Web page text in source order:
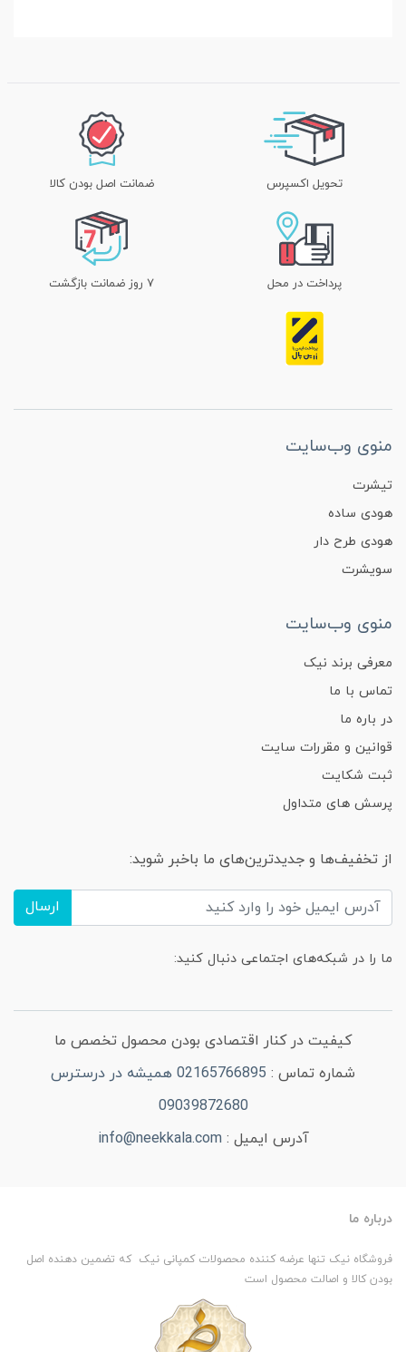
تحویل اکسپرس ضمانت اصل بودن کالا
پرداخت در محل ۷ روز ضمانت بازگشت
منوی وب‌سایت
تیشرت
هودی ساده
هودی طرح دار
سویشرت
منوی وب‌سایت
معرفی برند نیک
تماس با ما
در باره ما
قوانین و مقررات سایت
ثبت شکایت
پرسش های متداول
از تخفیف‌ها و جدیدترین‌های ما باخبر شوید:
ارسال
ما را در شبکه‌های اجتماعی دنبال کنید:
کیفیت در کنار اقتصادی بودن محصول تخصص ما
شماره تماس :
02165766895 همیشه در درسترس
09039872680
آدرس ایمیل : info@neekkala.com
درباره ما
فروشگاه نیک تنها عرضه کننده محصولات کمپانی نیک که تضمین دهنده اصل
بودن کالا و اصالت محصول است